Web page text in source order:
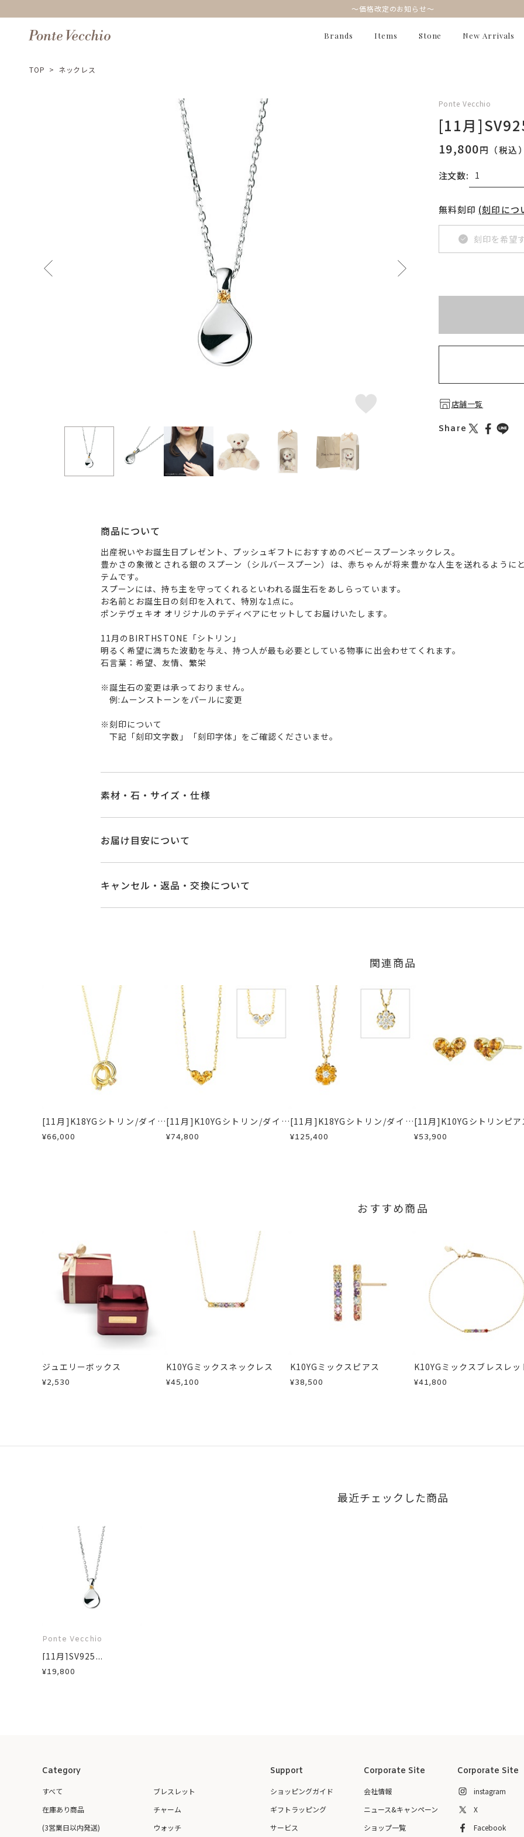
～価格改定のお知らせ～
Brands Items Stone New Arrivals
TOP > ネックレス
Ponte Vecchio
[11月
19,800円（税込
注文数:
無料刻印 (刻印につ
刻印を希望
店舗一覧
Share
商品について
出産祝いやお誕生日プレゼント、プッシュギフトにおすすめのベビースプーンネックレス。
豊かさの象徴とされる銀のスプーン（シルバースプーン）は、赤ちゃんが将来豊かな人生を送れるように
テムです。
スプーンには、持ち主を守ってくれるといわれる誕生石をあしらっています。
お名前とお誕生日の刻印を入れて、特別な1点に。
ポンテヴェキオ オリジナルのテディベアにセットしてお届けいたします。
11月のBIRTHSTONE「シトリン」
明るく希望に満ちた波動を与え、持つ人が最も必要としている物事に出会わせてくれます。
石言葉：希望、友情、繁栄
※誕生石の変更は承っておりません。
例:ムーンストーンをパールに変更
※刻印について
下記「刻印文字数」「刻印字体」をご確認くださいませ。
素材・石・サイズ・仕様
素材 SV925
シトリン
※石の色味には多少の個体差がございます。
カテゴリー ネックレス シトリン シルバー
刻印
刻印サービス対象商品
※刻印をご希望の場合には、必ずご注文時にご指定ください。
ご注文確定後の刻印は承っておりませんので、あらかじめご了承ください。
刻印文字数
一段目：お名前(文字数はアルファベット小文字10文字以内)
二段目：お誕生日(例：2016.4.1)
※二段とも「お名前」もしくは「日付のみ」の刻印は承りかねます。
お届け目安について
ご注文およびご入金確認後、以下の日程にて発送いたします。
■お届け目安が「3営業日以内に発送」の商品
・在庫のご用意ができる場合： 約1週間～1ヶ月以内を目安に発送いたします。
・受注生産となる場合： 商品ページに記載のある目安日数を頂戴し、一から製作いたします。
※お急ぎの方はご注文前にお問い合わせください。事前に現在の納期状況を確認いたします。
お届け予定日はご注文から2営業日以内にメールにてご案内いたします。
詳しくは
キャンセル・返品・交換について
・一度ご使用になった商品
・受注生産の商品
・お客さまのお手元で傷や汚れが発生した商品
・到着後ご連絡無く7日以上経過した商品
・刻印をお入れした商品
・販売期間が限定されている商品
・過度な交換・返品を繰り返している場合
商品の品質には万全を期しておりますが、万が一不良品の場合、またはご注文のお品と異なる場合は、
詳細はこちら
関連商品
[11月]K18YGシトリン/ダイヤ
モンドチャーム
¥66,000
[11月]K10YGシトリン/ダイヤ
モンドリバーシブルネックレス
¥74,800
[11月]K18YGシトリン/ダイヤ
モンドリバーシブルネックレス
¥125,400
[11月]K10YGシトリンピア
¥53,900
おすすめ商品
ジュエリーボックス
¥2,530
K10YGミックスネックレス
¥45,100
K10YGミックスピアス
¥38,500
K10YGミックスブレスレッ
¥41,800
最近チェックした商品
Ponte Vecchio
[11月]SV925...
¥19,800
Category
すべて
在庫あり商品
(3営業日以内発送)
ブレスレット
チャーム
ウォッチ
Support
ショッピングガイド
ギフトラッピング
サービス
Corporate Site
会社情報
ニュース&キャンペーン
ショップ一覧
Corporate Site
instagram
X
Facebook